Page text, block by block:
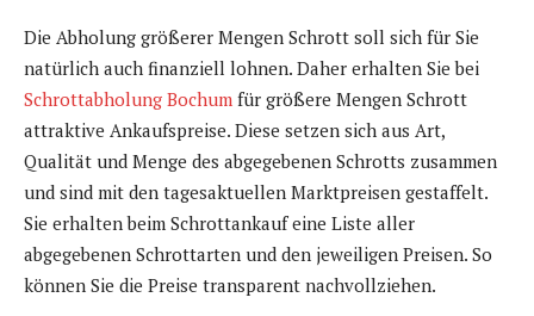
Die Abholung größerer Mengen Schrott soll sich für Sie
natürlich auch finanziell lohnen. Daher erhalten Sie bei
Schrottabholung Bochum für größere Mengen Schrott
attraktive Ankaufspreise. Diese setzen sich aus Art,
Qualität und Menge des abgegebenen Schrotts zusammen
und sind mit den tagesaktuellen Marktpreisen gestaffelt.
Sie erhalten beim Schrottankauf eine Liste aller
abgegebenen Schrottarten und den jeweiligen Preisen. So
können Sie die Preise transparent nachvollziehen.